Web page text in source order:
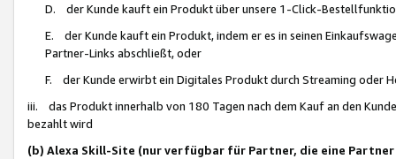
D. der Kunde kauft ein Produkt über unsere 1-Click-
E. der Kunde kauft ein Produkt, indem er es in seinen
Partner-Links abschließt, oder
F. der Kunde erwirbt ein Digitales Produkt durch Streaming oder
iii. das Produkt innerhalb von 180 Tagen nach dem Kauf an den
bezahlt wird
(b) Alexa Skill-Site (nur verfügbar für Partner, die eine